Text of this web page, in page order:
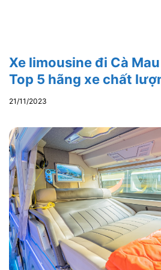
Xe limousine đi Cà
Top 5 hãng xe chất
21/11/2023